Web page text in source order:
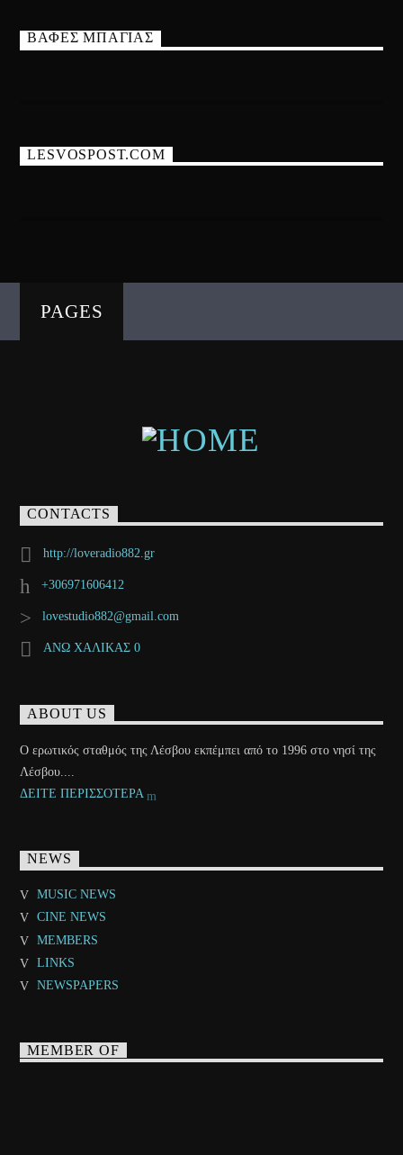
ΒΑΦΕΣ ΜΠΑΓΙΑΣ
LESVOSPOST.COM
PAGES
CONTACTS
http://loveradio882.gr
+306971606412
lovestudio882@gmail.com
ΑΝΩ ΧΑΛΙΚΑΣ 0
ABOUT US
Ο ερωτικός σταθμός της Λέσβου εκπέμπει από το 1996 στο νησί της
Λέσβου....
ΔΕΙΤΕ ΠΕΡΙΣΣΟΤΕΡΑ
NEWS
MUSIC NEWS
CINE NEWS
MEMBERS
LINKS
NEWSPAPERS
MEMBER OF